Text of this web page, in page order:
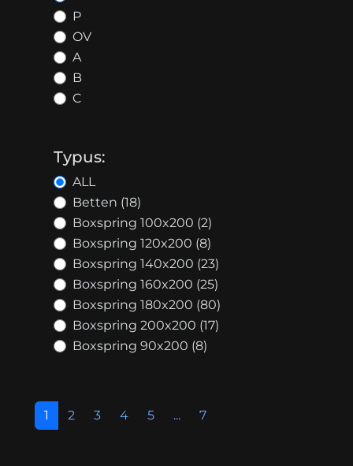
P
OV
A
B
C
Typus:
ALL
Betten (18)
Boxspring 100x200 (2)
Boxspring 120x200 (8)
Boxspring 140x200 (23)
Boxspring 160x200 (25)
Boxspring 180x200 (80)
Boxspring 200x200 (17)
Boxspring 90x200 (8)
1 2 3 4 5 ... 7